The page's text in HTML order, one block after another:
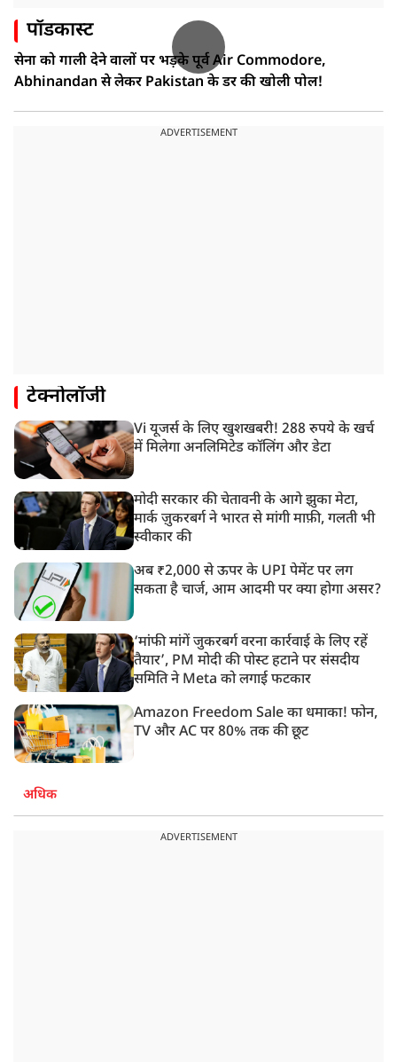
पॉडकास्ट
सेना को गाली देने वालों पर भड़के पूर्व Air Commodore,
Abhinandan से लेकर Pakistan के डर की खोली पोल!
ADVERTISEMENT
टेक्नोलॉजी
Vi यूजर्स के लिए खुशखबरी! 288 रुपये के खर्च
में मिलेगा अनलिमिटेड कॉलिंग और डेटा
मोदी सरकार की चेतावनी के आगे झुका मेटा,
मार्क ज़ुकरबर्ग ने भारत से मांगी माफ़ी, गलती भी
स्वीकार की
अब ₹2,000 से ऊपर के UPI पेमेंट पर लग
सकता है चार्ज, आम आदमी पर क्या होगा असर?
‘मांफी मांगें जुकरबर्ग वरना कार्रवाई के लिए रहें
तैयार’, PM मोदी की पोस्ट हटाने पर संसदीय
समिति ने Meta को लगाई फटकार
Amazon Freedom Sale का धमाका! फोन,
TV और AC पर 80% तक की छूट
अधिक
ADVERTISEMENT